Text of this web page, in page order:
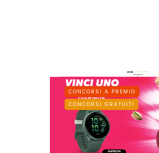
CONCORSI A PREMIO
CONCORSI GRATUITI